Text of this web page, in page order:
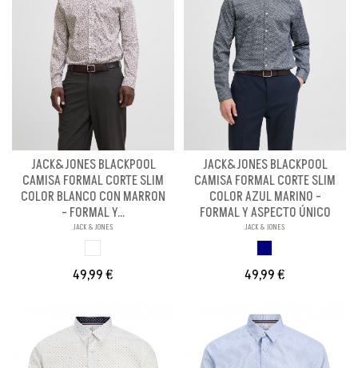
JACK&JONES BLACKPOOL
CAMISA FORMAL CORTE SLIM
COLOR BLANCO CON MARRON
- FORMAL Y...
JACK & JONES
49,99 €
JACK&JONES BLACKPOOL
CAMISA FORMAL CORTE SLIM
COLOR AZUL MARINO -
FORMAL Y ASPECTO ÚNICO
JACK & JONES
49,99 €